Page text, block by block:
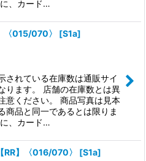
、カード…
〈015/070〉 [S1a]
されている在庫数は通販サイ
ります。 店舗の在庫数とは異
意ください。 商品写真は見本
商品と同一であるとは限りま
、カード…
RR】〈016/070〉 [S1a]